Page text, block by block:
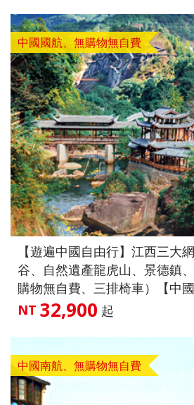
中國國航、無購物無自費
【遊遍中國自由行】江西三大
谷、自然遺產龍虎山、景德鎮
購物無自費、三排椅車）【中
NT 32,900 起
中國南航、無購物無自費